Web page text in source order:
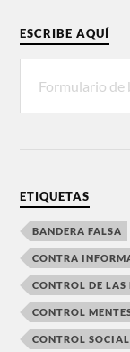
ESCRIBE AQUÍ
ETIQUETAS
BANDERA FALSA
CONTRA
CONTROL DE LAS
CONTROL
CONTROL SOCIAL